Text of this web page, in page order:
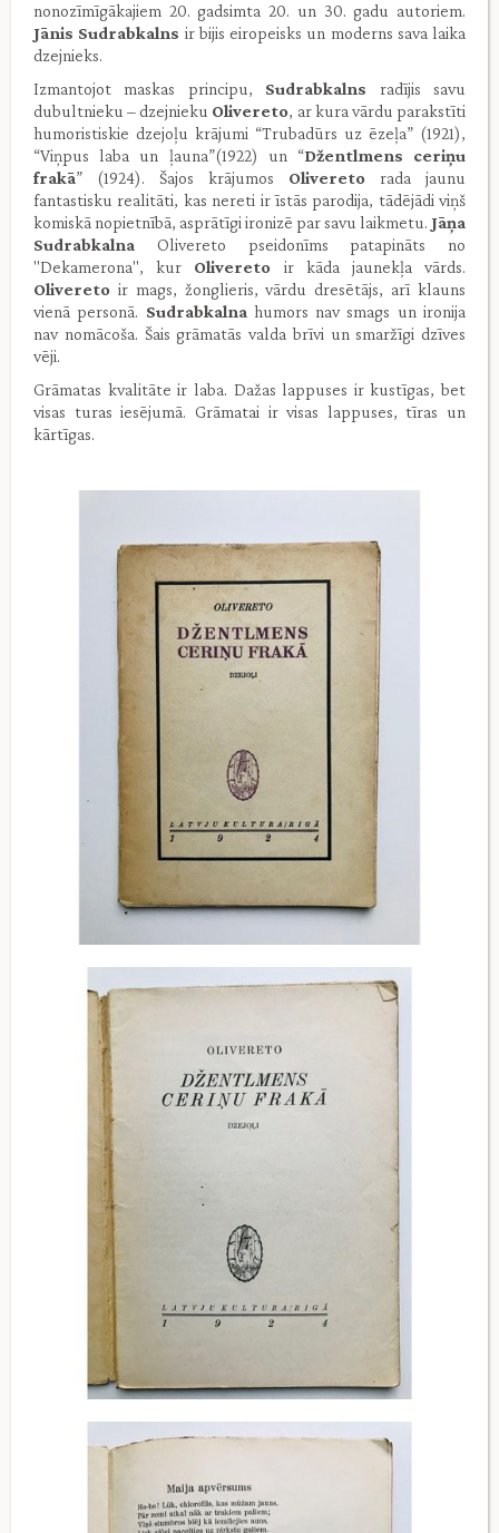
nonozīmīgākajiem 20. gadsimta 20. un 30. gadu autoriem.
Jānis Sudrabkalns ir bijis eiropeisks un moderns sava laika
dzejnieks.
Izmantojot maskas principu, Sudrabkalns radījis savu
dubultnieku – dzejnieku Olivereto, ar kura vārdu parakstīti
humoristiskie dzejoļu krājumi “Trubadūrs uz ēzeļa” (1921),
“Viņpus laba un ļauna”(1922) un “Džentlmens ceriņu
frakā” (1924). Šajos krājumos Olivereto rada jaunu
fantastisku realitāti, kas nereti ir īstās parodija, tādējādi viņš
komiskā nopietnībā, asprātīgi ironizē par savu laikmetu. Jāņa
Sudrabkalna Olivereto pseidonīms patapināts no
"Dekamerona", kur Olivereto ir kāda jaunekļa vārds.
Olivereto ir mags, žonglieris, vārdu dresētājs, arī klauns
vienā personā. Sudrabkalna humors nav smags un ironija
nav nomācoša. Šais grāmatās valda brīvi un smaržīgi dzīves
vēji.
Grāmatas kvalitāte ir laba. Dažas lappuses ir kustīgas, bet
visas turas iesējumā. Grāmatai ir visas lappuses, tīras un
kārtīgas.